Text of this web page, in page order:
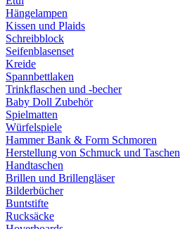
Hängelampen
Kissen und Plaids
Schreibblock
Seifenblasenset
Kreide
Spannbettlaken
Trinkflaschen und -becher
Baby Doll Zubehör
Spielmatten
Würfelspiele
Hammer Bank & Form Schmoren
Herstellung von Schmuck und Taschen
Handtaschen
Brillen und Brillengläser
Bilderbücher
Buntstifte
Rucksäcke